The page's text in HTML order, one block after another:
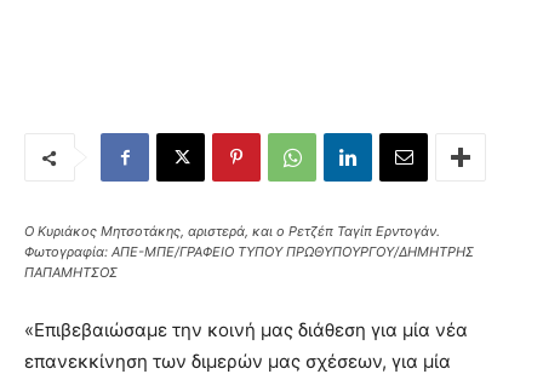
Ο Κυριάκος Μητσοτάκης, αριστερά, και ο Ρετζέπ Ταγίπ Ερντογάν.
Φωτογραφία: ΑΠΕ-ΜΠΕ/ΓΡΑΦΕΙΟ ΤΥΠΟΥ ΠΡΩΘΥΠΟΥΡΓΟΥ/ΔΗΜΗΤΡΗΣ
ΠΑΠΑΜΗΤΣΟΣ
«Επιβεβαιώσαμε την κοινή μας διάθεση για μία νέα
επανεκκίνηση των διμερών μας σχέσεων, για μία